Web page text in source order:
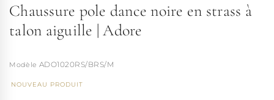
Chaussure pole dance noire en strass à
talon aiguille | Adore
ADO1020RS/BRS/M
NOUVEAU PRODUIT